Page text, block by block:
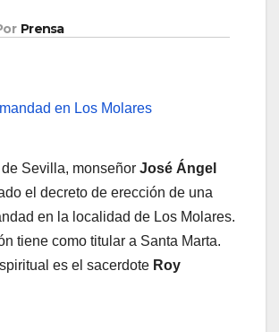
Prensa
Sevilla, monseñor José Ángel
el decreto de erección de una
en la localidad de Los Molares.
tiene como titular a Santa Marta.
es el sacerdote Roy